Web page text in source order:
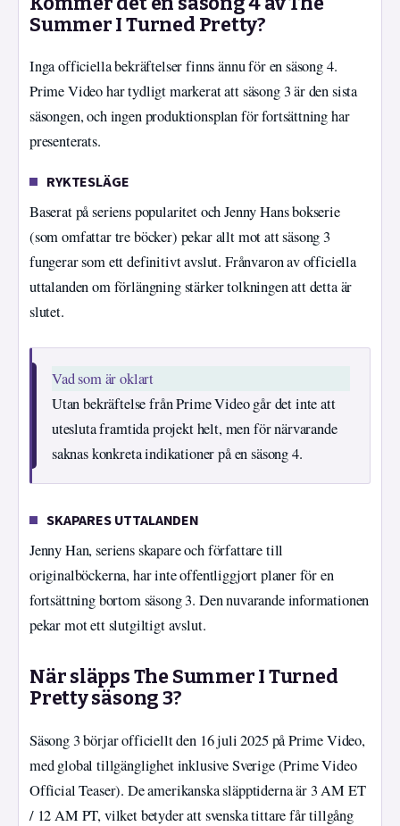
Summer I Turned Pretty?
Inga officiella bekräftelser finns ännu för en säsong 4.
Prime Video har tydligt markerat att säsong 3 är den sista
säsongen, och ingen produktionsplan för fortsättning har
presenterats.
RYKTESLÄGE
Baserat på seriens popularitet och Jenny Hans bokserie
(som omfattar tre böcker) pekar allt mot att säsong 3
fungerar som ett definitivt avslut. Frånvaron av officiella
uttalanden om förlängning stärker tolkningen att detta är
slutet.
Vad som är oklart
Utan bekräftelse från Prime Video går det inte att
utesluta framtida projekt helt, men för närvarande
saknas konkreta indikationer på en säsong 4.
SKAPARES UTTALANDEN
Jenny Han, seriens skapare och författare till
originalböckerna, har inte offentliggjort planer för en
fortsättning bortom säsong 3. Den nuvarande informationen
pekar mot ett slutgiltigt avslut.
När släpps The Summer I Turned
Pretty säsong 3?
Säsong 3 börjar officiellt den 16 juli 2025 på Prime Video,
med global tillgänglighet inklusive Sverige (Prime Video
Official Teaser). De amerikanska släpptiderna är 3 AM ET
/ 12 AM PT, vilket betyder att svenska tittare får tillgång